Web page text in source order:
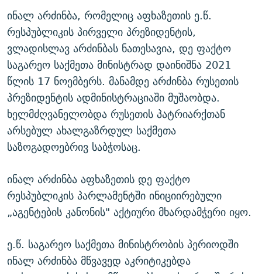
ინალ არძინბა, რომელიც აფხაზეთის ე.წ.
რესპუბლიკის პირველი პრეზიდენტის,
ვლადისლავ არძინბას ნათესავია, დე ფაქტო
საგარეო საქმეთა მინისტრად დაინიშნა 2021
წლის 17 ნოემბერს. მანამდე არძინბა რუსეთის
პრეზიდენტის ადმინისტრაციაში მუშაობდა.
ხელმძღვანელობდა რუსეთის პატრიარქთან
არსებულ ახალგაზრდულ საქმეთა
საზოგადოებრივ საბჭოსაც.
ინალ არძინბა აფხაზეთის დე ფაქტო
რესპუბლიკის პარლამენტში ინიციირებული
„აგენტების კანონის" აქტიური მხარდამჭერი იყო.
ე.წ. საგარეო საქმეთა მინისტრობის პერიოდში
ინალ არძინბა მწვავედ აკრიტიკებდა